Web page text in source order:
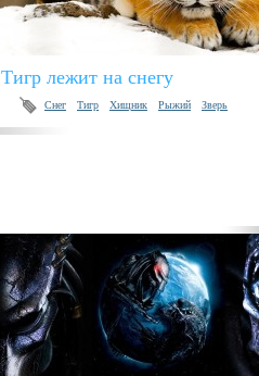
Тигр лежит на снегу
Снег Тигр Хищник Рыжий Зверь